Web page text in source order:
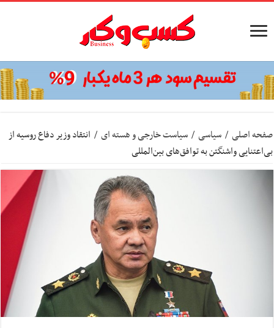
صفحه اصلی / سیاسی / سیاست خارجی و هسته ای / انتقاد وزیر دفاع روسیه از
بی‌اعتنایی واشنگتن به توافق‌های بین‌المللی